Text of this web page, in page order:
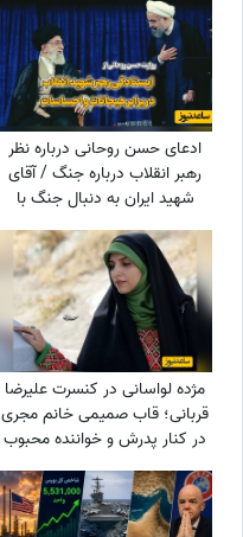
ادعای حسن روحانی درباره نظر
رهبر انقلاب درباره جنگ / آقای
شهید ایران به دنبال جنگ با
آمریکا بود؟
مژده لواسانی در کنسرت علیرضا
قربانی؛ قاب صمیمی خانم مجری
در کنار پدرش و خواننده محبوب